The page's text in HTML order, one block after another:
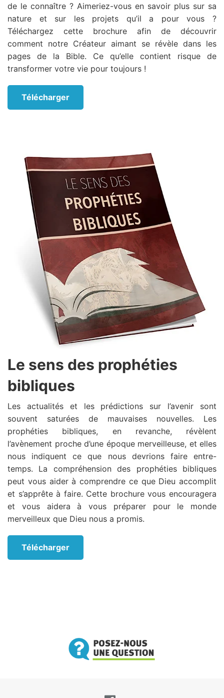
de le connaître ? Aimeriez-vous en savoir plus sur sa
nature et sur les projets qu’il a pour vous ?
Téléchargez cette brochure afin de découvrir
comment notre Créateur aimant se révèle dans les
pages de la Bible. Ce qu’elle contient risque de
transformer votre vie pour toujours !
Télécharger
Le sens des prophéties
bibliques
Les actualités et les prédictions sur l’avenir sont
souvent saturées de mauvaises nouvelles. Les
prophéties bibliques, en revanche, révèlent
l’avènement proche d’une époque merveilleuse, et elles
nous indiquent ce que nous devrions faire entre-
temps. La compréhension des prophéties bibliques
peut vous aider à comprendre ce que Dieu accomplit
et s’apprête à faire. Cette brochure vous encouragera
et vous aidera à vous préparer pour le monde
merveilleux que Dieu nous a promis.
Télécharger